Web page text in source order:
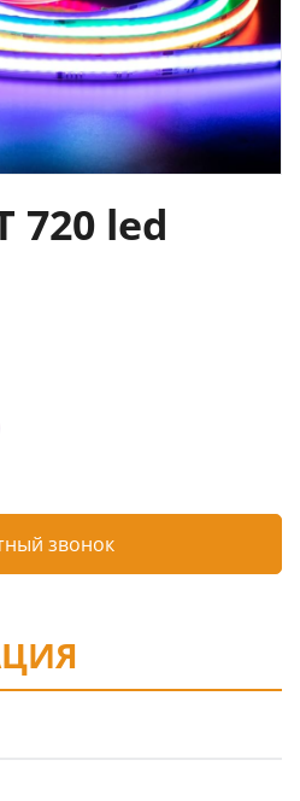
720 led
звонок